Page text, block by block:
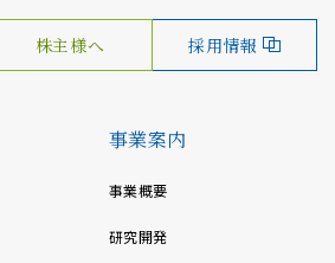
株主様へ 採用情報
事業案内
事業概要
研究開発